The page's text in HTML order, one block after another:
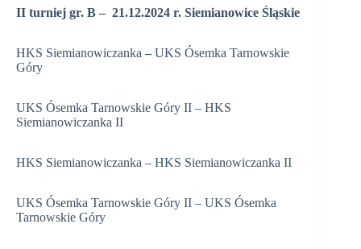
II turniej gr. B – 21.12.2024 r. Siemianowice Śląskie
HKS Siemianowiczanka – UKS Ósemka Tarnowskie
Góry
UKS Ósemka Tarnowskie Góry II – HKS
Siemianowiczanka II
HKS Siemianowiczanka – HKS Siemianowiczanka II
UKS Ósemka Tarnowskie Góry II – UKS Ósemka
Tarnowskie Góry